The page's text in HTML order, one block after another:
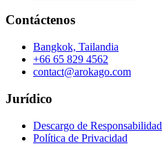
Contáctenos
Bangkok, Tailandia
+66 65 829 4562
contact@arokago.com
Jurídico
Descargo de Responsabilidad
Política de Privacidad